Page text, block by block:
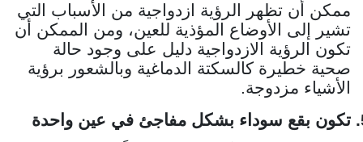
ممكن أن تظهر الرؤية ازدواجية من الأسباب التي
تشير إلى الأوضاع المؤذية للعين، ومن الممكن أن
تكون الرؤية الازدواجية دليل على وجود حالة
صحية خطيرة كالسكتة الدماغية وبالشعور برؤية
الأشياء مزدوجة.
تكون بقع سوداء بشكل مفاجئ في عين واحدة